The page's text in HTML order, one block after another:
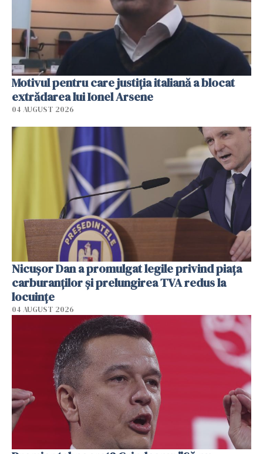
Motivul pentru care justiția italiană a blocat
extrădarea lui Ionel Arsene
04 AUGUST 2026
Nicuşor Dan a promulgat legile privind piaţa
carburanţilor şi prelungirea TVA redus la
locuinţe
04 AUGUST 2026